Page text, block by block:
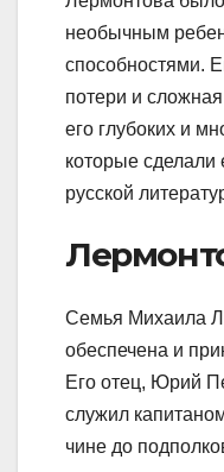
необычным
способностями.
потери и
его глубоких и
которые сделали
русской
Семья Михаила
обеспечена и
Его отец, Юрий
служил
чине до